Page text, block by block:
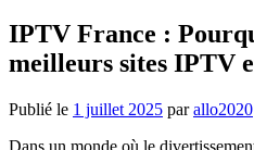
IPTV France :
meilleurs sites IPTV
Publié le 1 juillet 2025 parallo2020
Dans un monde où le